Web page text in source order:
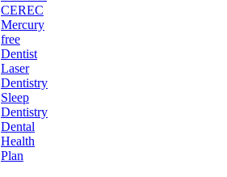
CEREC
Mercury
free
Dentist
Laser
Dentistry
Sleep
Dentistry
Dental
Health
Plan